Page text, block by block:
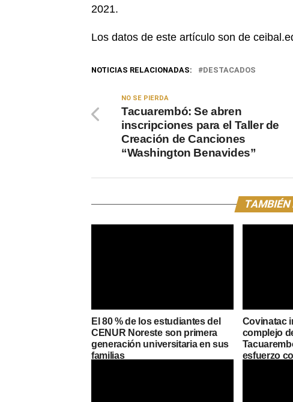
2021.
Los datos de este artículo son de
NOTICIAS RELACIONADAS: DESTACADOS
NO SE PIERDA
Tacuarembó: Se abren
inscripciones para el Taller de
Creación de Canciones
“Washington Benavides”
TAMBIÉN
El 80 % de los estudiantes del
CENUR Noreste son primera
generación universitaria en sus
familias
Covinatac
complejo
esfuerzo